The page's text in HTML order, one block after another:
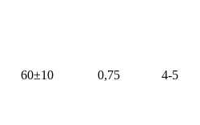
60±10 0,75 4-5